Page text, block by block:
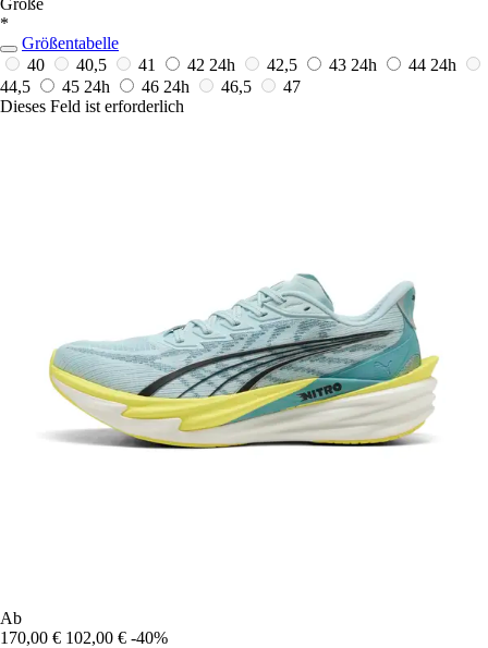
*
Größentabelle
40
40,5 41 42 24h 42,5 43 24h 44 24h
44,5
45 24h 46 24h 46,5
47
Dieses Feld ist erforderlich
Ab
170,00 € 102,00 € -40%